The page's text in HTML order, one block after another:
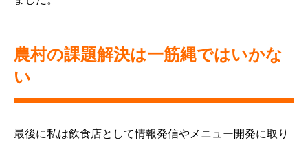
農村の課題解決は一筋縄ではいかな
い
最後に私は飲食店として情報発信やメニュー開発に取り